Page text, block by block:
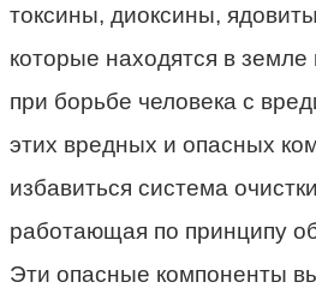
токсины, диоксины,
которые находятся в земле
при борьбе человека с
этих вредных и опасных
избавиться система
работающая по принципу
Эти опасные компоненты